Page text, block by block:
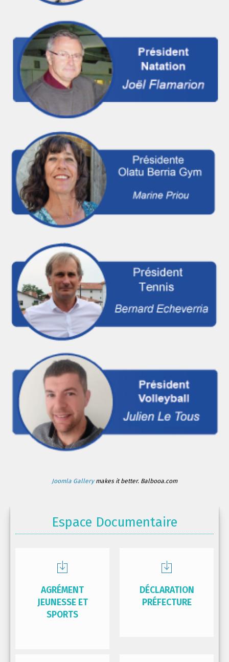
Joomla Gallerymakes it better. Balbooa.com
Espace Documentaire
AGRÉMENT
JEUNESSE ET
SPORTS
DÉCLARATION
PRÉFECTURE